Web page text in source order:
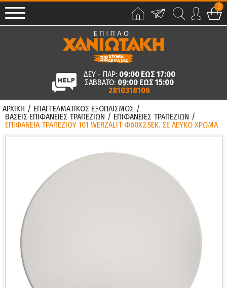
0
ΔΕΥ - ΠΑΡ: 09:00 ΕΩΣ 17:00
ΣΑΒΒΑΤΟ: 09:00 ΕΩΣ 15:00
2810318106
ΑΡΧΙΚΗ / ΕΠΑΓΓΕΛΜΑΤΙΚΟΣ ΕΞΟΠΛΙΣΜΟΣ /
ΒΑΣΕΙΣ ΕΠΙΦΑΝΕΙΕΣ ΤΡΑΠΕΖΙΩΝ / ΕΠΙΦΑΝΕΙΕΣ ΤΡΑΠΕΖΙΩΝ /
ΕΠΙΦΑΝΕΙΑ ΤΡΑΠΕΖΙΟΥ 101 WERZALIT Φ60Χ2.5ΕΚ. ΣΕ ΛΕΥΚΟ ΧΡΩΜΑ